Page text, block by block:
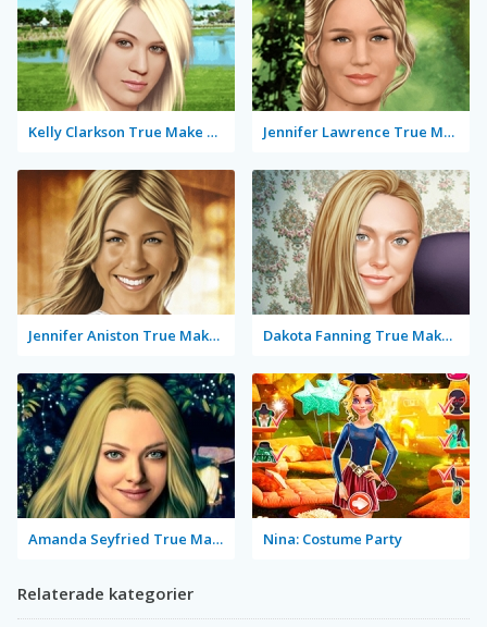
Kelly Clarkson True Make Up Jennifer Lawrence True Make Up
Jennifer Aniston True Make Up Dakota Fanning True Make Up
Amanda Seyfried True Make Up Nina: Costume Party
Relaterade kategorier